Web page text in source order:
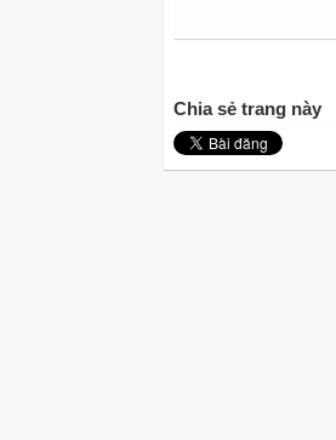
Chia sẻ trang này